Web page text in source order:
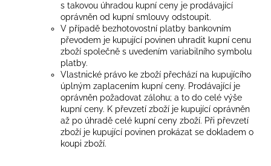
s takovou úhradou kupní ceny je prodávající
oprávněn od kupní smlouvy odstoupit.
V případě bezhotovostní platby bankovním
převodem je kupující povinen uhradit kupní cenu
zboží společně s uvedením variabilního symbolu
platby.
Vlastnické právo ke zboží přechází na kupujícího
úplným zaplacením kupní ceny. Prodávající je
oprávněn požadovat zálohu; a to do celé výše
kupní ceny. K převzetí zboží je kupující oprávněn
až po úhradě celé kupní ceny zboží. Při převzetí
zboží je kupující povinen prokázat se dokladem o
koupi zboží.